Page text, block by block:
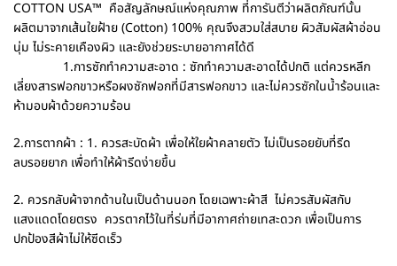
COTTON USA™ คือสัญลักษณ์แห่งคุณภาพ ที่การันตีว่าผลิตภัณฑ์นั้น
ผลิตมาจากเส้นใยฝ้าย (Cotton) 100% คุณจึงสวมใส่สบาย ผิวสัมผัสผ้าอ่อน
นุ่ม ไม่ระคายเคืองผิว และยังช่วยระบายอากาศได้ดี
1.การซักทำความสะอาด : ซักทำความสะอาดได้ปกติ แต่ควรหลีก
เลี่ยงสารฟอกขาวหรือผงซักฟอกที่มีสารฟอกขาว และไม่ควรซักในน้ำร้อนและ
ห้ามอบผ้าด้วยความร้อน
2.การตากผ้า : 1. ควรสะบัดผ้า เพื่อให้ใยผ้าคลายตัว ไม่เป็นรอยยับที่รีด
ลบรอยยาก เพื่อทำให้ผ้ารีดง่ายขึ้น
2. ควรกลับผ้าจากด้านในเป็นด้านนอก โดยเฉพาะผ้าสี ไม่ควรสัมผัสกับ
แสงแดดโดยตรง ควรตากไว้ในที่ร่มที่มีอากาศถ่ายเทสะดวก เพื่อเป็นการ
ปกป้องสีผ้าไม่ให้ซีดเร็ว